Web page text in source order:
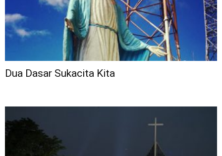
Dua Dasar Sukacita Kita